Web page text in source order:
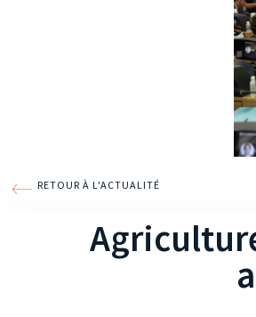
RETOUR À L'ACTUALITÉ